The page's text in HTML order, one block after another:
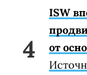
ISW
от